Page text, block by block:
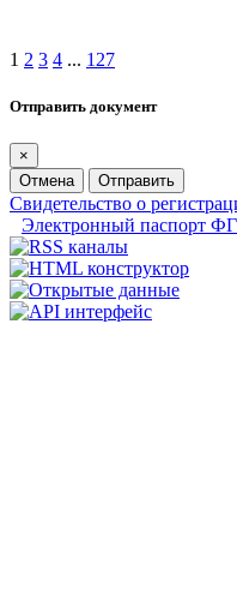
1 2 3 4 ... 127
Отправить документ
×
Отмена
Отправить
Свидетельство о
Электронный паспорт